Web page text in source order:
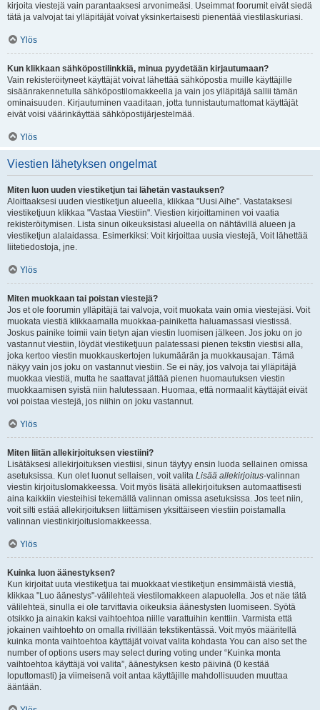
kirjoita viestejä vain parantaaksesi arvonimeäsi. Useimmat foorumit eivät siedä
tätä ja valvojat tai ylläpitäjät voivat yksinkertaisesti pienentää viestilaskuriasi.
Ylös
Kun klikkaan sähköpostilinkkiä, minua pyydetään kirjautumaan?
Vain rekisteröityneet käyttäjät voivat lähettää sähköpostia muille käyttäjille
sisäänrakennetulla sähköpostilomakkeella ja vain jos ylläpitäjä sallii tämän
ominaisuuden. Kirjautuminen vaaditaan, jotta tunnistautumattomat käyttäjät
eivät voisi väärinkäyttää sähköpostijärjestelmää.
Ylös
Viestien lähetyksen ongelmat
Miten luon uuden viestiketjun tai lähetän vastauksen?
Aloittaaksesi uuden viestiketjun alueella, klikkaa "Uusi Aihe". Vastataksesi
viestiketjuun klikkaa "Vastaa Viestiin". Viestien kirjoittaminen voi vaatia
rekisteröitymisen. Lista sinun oikeuksistasi alueella on nähtävillä alueen ja
viestiketjun alalaidassa. Esimerkiksi: Voit kirjoittaa uusia viestejä, Voit lähettää
liitetiedostoja, jne.
Ylös
Miten muokkaan tai poistan viestejä?
Jos et ole foorumin ylläpitäjä tai valvoja, voit muokata vain omia viestejäsi. Voit
muokata viestiä klikkaamalla muokkaa-painiketta haluamassasi viestissä.
Joskus painike toimii vain tietyn ajan viestin luomisen jälkeen. Jos joku on jo
vastannut viestiin, löydät viestiketjuun palatessasi pienen tekstin viestisi alla,
joka kertoo viestin muokkauskertojen lukumäärän ja muokkausajan. Tämä
näkyy vain jos joku on vastannut viestiin. Se ei näy, jos valvoja tai ylläpitäjä
muokkaa viestiä, mutta he saattavat jättää pienen huomautuksen viestin
muokkaamisen syistä niin halutessaan. Huomaa, että normaalit käyttäjät eivät
voi poistaa viestejä, jos niihin on joku vastannut.
Ylös
Miten liitän allekirjoituksen viestiini?
Lisätäksesi allekirjoituksen viestiisi, sinun täytyy ensin luoda sellainen omissa
asetuksissa. Kun olet luonut sellaisen, voit valita Lisää allekirjoitus-valinnan
viestin kirjoituslomakkeessa. Voit myös lisätä allekirjoituksen automaattisesti
aina kaikkiin viesteihisi tekemällä valinnan omissa asetuksissa. Jos teet niin,
voit silti estää allekirjoituksen liittämisen yksittäiseen viestiin poistamalla
valinnan viestinkirjoituslomakkeessa.
Ylös
Kuinka luon äänestyksen?
Kun kirjoitat uuta viestiketjua tai muokkaat viestiketjun ensimmäistä viestiä,
klikkaa "Luo äänestys"-välilehteä viestilomakkeen alapuolella. Jos et näe tätä
välilehteä, sinulla ei ole tarvittavia oikeuksia äänestysten luomiseen. Syötä
otsikko ja ainakin kaksi vaihtoehtoa niille varattuihin kenttiin. Varmista että
jokainen vaihtoehto on omalla rivillään tekstikentässä. Voit myös määritellä
kuinka monta vaihtoehtoa käyttäjät voivat valita kohdasta You can also set the
number of options users may select during voting under “Kuinka monta
vaihtoehtoa käyttäjä voi valita”, äänestyksen kesto päivinä (0 kestää
loputtomasti) ja viimeisenä voit antaa käyttäjille mahdollisuuden muuttaa
ääntään.